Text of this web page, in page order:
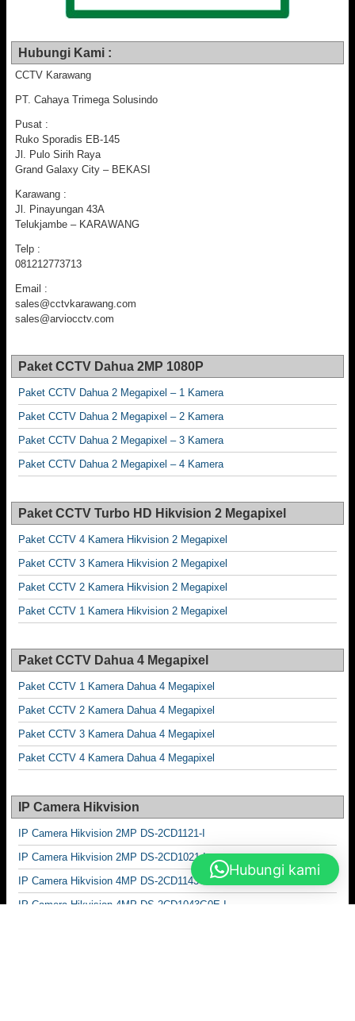
Hubungi Kami :
CCTV Karawang
PT. Cahaya Trimega Solusindo
Pusat :
Ruko Sporadis EB-145
Jl. Pulo Sirih Raya
Grand Galaxy City – BEKASI
Karawang :
Jl. Pinayungan 43A
Telukjambe – KARAWANG
Telp :
081212773713
Email :
sales@cctvkarawang.com
sales@arviocctv.com
Paket CCTV Dahua 2MP 1080P
Paket CCTV Dahua 2 Megapixel – 1 Kamera
Paket CCTV Dahua 2 Megapixel – 2 Kamera
Paket CCTV Dahua 2 Megapixel – 3 Kamera
Paket CCTV Dahua 2 Megapixel – 4 Kamera
Paket CCTV Turbo HD Hikvision 2 Megapixel
Paket CCTV 4 Kamera Hikvision 2 Megapixel
Paket CCTV 3 Kamera Hikvision 2 Megapixel
Paket CCTV 2 Kamera Hikvision 2 Megapixel
Paket CCTV 1 Kamera Hikvision 2 Megapixel
Paket CCTV Dahua 4 Megapixel
Paket CCTV 1 Kamera Dahua 4 Megapixel
Paket CCTV 2 Kamera Dahua 4 Megapixel
Paket CCTV 3 Kamera Dahua 4 Megapixel
Paket CCTV 4 Kamera Dahua 4 Megapixel
IP Camera Hikvision
IP Camera Hikvision 2MP DS-2CD1121-I
IP Camera Hikvision 2MP DS-2CD1021-I
IP Camera Hikvision 4MP DS-2CD1143G0E-I
IP Camera Hikvision 4MP DS-2CD1043G0E-I
Hubungi kami